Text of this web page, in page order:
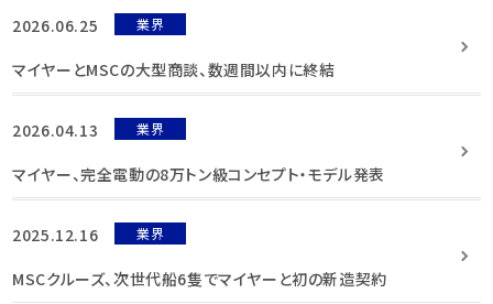
2026.06.25 業界
マイヤーとMSCの大型商談、数週間以内に終結
2026.04.13 業界
マイヤー、完全電動の8万トン級コンセプト・モデル発表
2025.12.16 業界
MSCクルーズ、次世代船6隻でマイヤーと初の新造契約